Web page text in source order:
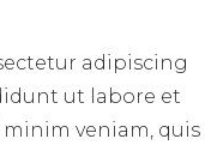
adipiscing
ut labore et
veniam, quis